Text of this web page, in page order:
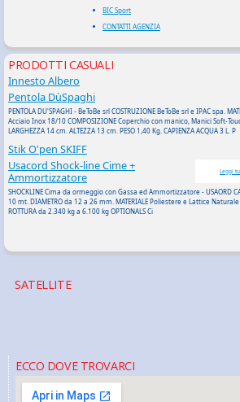
BIC Sport
CONTATTI AGENZIA
PRODOTTI CASUALI
Innesto Albero
Pentola DùSpaghi
PENTOLA DU'SPAGHI - BeToBe srl COSTRUZIONE BeToBe srl e IPAC spa.
Acciaio Inox 18/10 COMPOSIZIONE Coperchio con manico, Manici Soft-
LARGHEZZA 14 cm. ALTEZZA 13 cm. PESO 1,40 Kg. CAPIENZA ACQUA 3 L. P
Stik O'pen SKIFF
Leggi
Usacord Shock-line Cime +
Ammortizzatore
SHOCKLINE Cima da ormeggio con Gassa ed Ammortizzatore - USAORD
10 mt. DIAMETRO da 12 a 26 mm. MATERIALE Poliestere e Lattice
ROTTURA da 2.340 kg a 6.100 kg OPTIONALS Ci
SATELLITE
ECCO DOVE TROVARCI